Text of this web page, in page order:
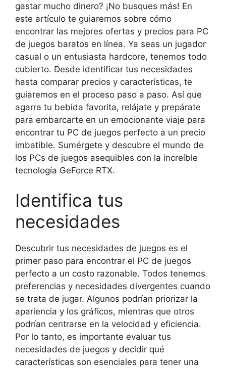
gastar mucho dinero? ¡No busques más! En
este artículo te guiaremos sobre cómo
encontrar las mejores ofertas y precios para PC
de juegos baratos en línea. Ya seas un jugador
casual o un entusiasta hardcore, tenemos todo
cubierto. Desde identificar tus necesidades
hasta comparar precios y características, te
guiaremos en el proceso paso a paso. Así que
agarra tu bebida favorita, relájate y prepárate
para embarcarte en un emocionante viaje para
encontrar tu PC de juegos perfecto a un precio
imbatible. Sumérgete y descubre el mundo de
los PCs de juegos asequibles con la increíble
tecnología GeForce RTX.
Identifica tus
necesidades
Descubrir tus necesidades de juegos es el
primer paso para encontrar el PC de juegos
perfecto a un costo razonable. Todos tenemos
preferencias y necesidades divergentes cuando
se trata de jugar. Algunos podrían priorizar la
apariencia y los gráficos, mientras que otros
podrían centrarse en la velocidad y eficiencia.
Por lo tanto, es importante evaluar tus
necesidades de juegos y decidir qué
características son esenciales para tener una